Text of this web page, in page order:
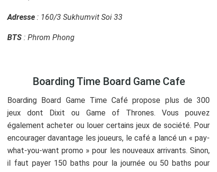
Adresse : 160/3 Sukhumvit Soi 33
BTS : Phrom Phong
Boarding Time Board Game Cafe
Boarding Board Game Time Café propose plus de 300
jeux dont Dixit ou Game of Thrones. Vous pouvez
également acheter ou louer certains jeux de société. Pour
encourager davantage les joueurs, le café a lancé un « pay-
what-you-want promo » pour les nouveaux arrivants. Sinon,
il faut payer 150 baths pour la journée ou 50 baths pour